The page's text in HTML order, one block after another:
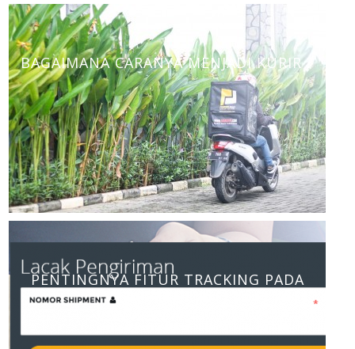
BAGAIMANA CARANYA MENJADI KURIR ?
PENTINGNYA FITUR TRACKING PADA